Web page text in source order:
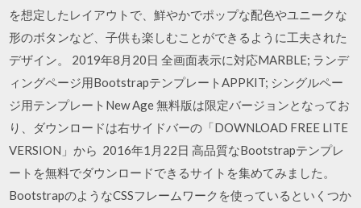
を想定したレイアウトで、鮮やかでポップな配色やユニークな
形のボタンなど、子供も楽しむことができるように工夫された
デザイン。 2019年8月20日 全画面表示に対応MARBLE; ランデ
ィングページ用BootstrapテンプレートAPPKIT; シングルペー
ジ用テンプレートNew Age 無料版は限定バージョンとなってお
り、ダウンロードは右サイドバーの「DOWNLOAD FREE LITE
VERSION」から 2016年1月22日 高品質なBootstrapテンプレ
ートを無料でダウンロードできるサイトを集めてみました。
BootstrapのようなCSSフレームワークを使っているといくつか